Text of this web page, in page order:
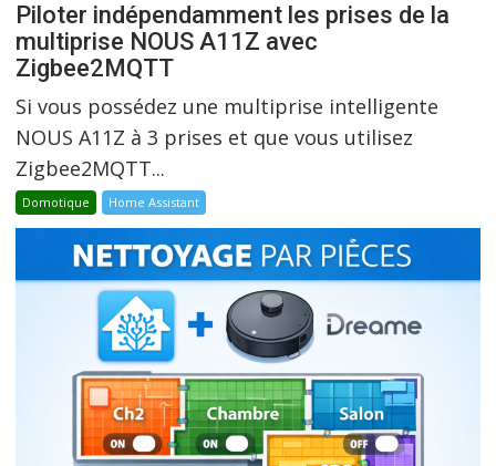
Piloter indépendamment les prises de la
multiprise NOUS A11Z avec
Zigbee2MQTT
Si vous possédez une multiprise intelligente
NOUS A11Z à 3 prises et que vous utilisez
Zigbee2MQTT...
Domotique Home Assistant